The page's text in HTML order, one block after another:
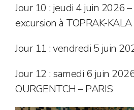
Jour 10 : jeudi 4 juin 2026
excursion à TOPRAK-
Jour 11 : vendredi 5 juin
Jour 12 : samedi 6 juin
OURGENTCH – PARIS